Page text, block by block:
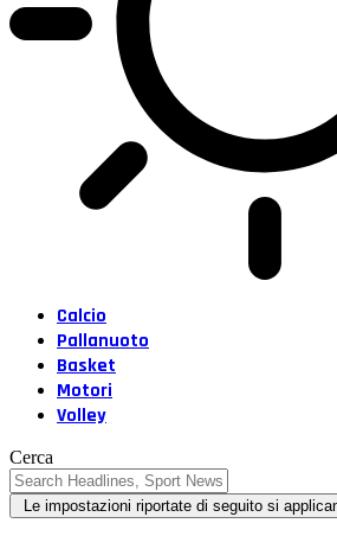
Calcio
Pallanuoto
Basket
Motori
Volley
Cerca